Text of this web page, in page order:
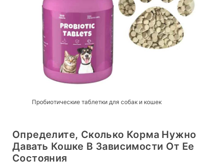
Пробиотические таблетки для собак и кошек
Определите, Сколько Корма Нужно
Давать Кошке В Зависимости От Ее
Состояния